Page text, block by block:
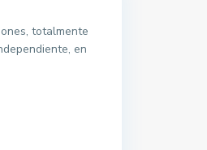
totalmente
en